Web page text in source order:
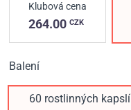
Klubová cena
264.00 CZK
Balení
60 rostlinných kapslí